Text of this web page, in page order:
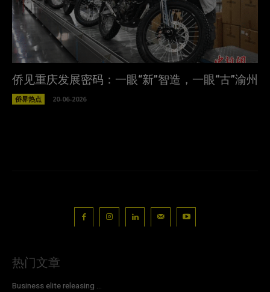
侨见重庆发展密码：一眼“新”智造，一眼“古”渝州
侨界热点 20-06-2026
热门文章
Business elite releasing ...